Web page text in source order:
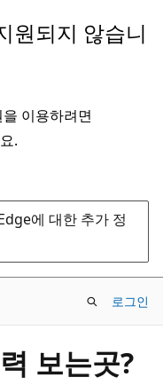
원되지 않습니
이용하려면
.
에 대한 추가 정
로그인
보는곳?